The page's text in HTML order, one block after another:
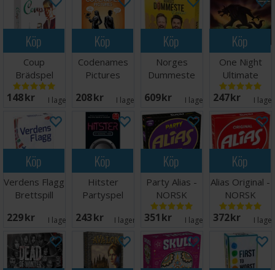
Köp
Coup
Brädspel
148 SEK I lager: 6
Köp
Codenames
Pictures
ENGELSK
208 SEK I lager: 9
Köp
Norges
Dummeste
NORSK
609 SEK I lager: 9
Köp
One Night
Ultimate
Werewolf
Daybreak Exp
247 SEK I
Köp
Verdens Flagg
Brettspill
229 SEK I lager: 2
Köp
Hitster
Partyspel
243 SEK I lager: 15
Köp
Party Alias -
NORSK
351 SEK I lager: 1
Köp
Alias Original -
NORSK
372 SEK I